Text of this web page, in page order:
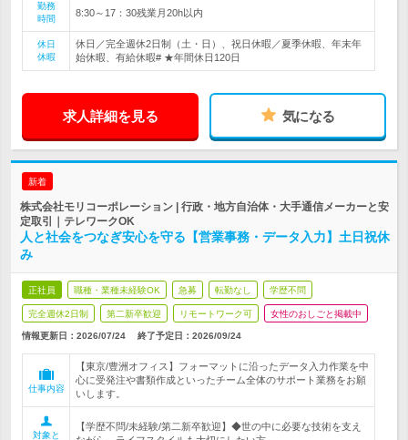
勤務
時間
8:30～17：30残業月20h以内
休日
休暇
休日／完全週休2日制（土・日）、祝日休暇／夏季休暇、年末年
始休暇、有給休暇# ★年間休日120日
求人詳細を見る 気になる
新着
株式会社モリコーポレーション | 行政・地方自治体・大手通信メーカーと安
定取引｜テレワークOK
人と社会をつなぎ安心を守る【営業事務・データ入力】土日祝休
み
正社員 職種・業種未経験OK 急募 転勤なし 学歴不問
完全週休2日制 第二新卒歓迎 リモートワーク可 女性のおしごと掲載中
情報更新日：2026/07/24 終了予定日： 2026/09/24
仕事内容
【東京/豊洲オフィス】フォーマットに沿ったデータ入力作業を中
心に受発注や書類作成といったチーム全体のサポート業務をお願
いします。
対象と
【学歴不問/未経験/第二新卒歓迎】◆世の中に必要な技術を支え